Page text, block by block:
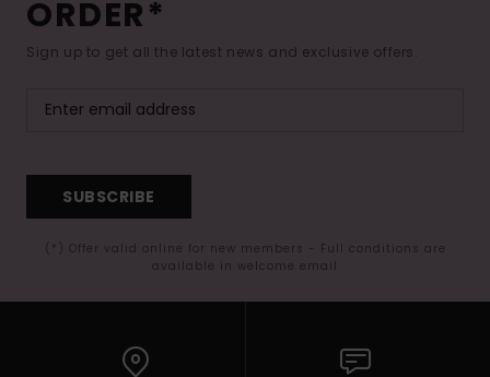
ORDER*
Sign up to get all the latest news and exclusive offers.
SUBSCRIBE
(*) Offer valid online for new members - Full conditions are
available in welcome email